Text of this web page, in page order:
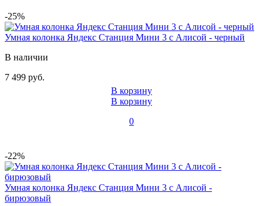
-25%
Умная колонка Яндекс Станция Мини 3 с Алисой - черный
В наличии
7 499 руб.
В корзину
В корзину
0
-22%
Умная колонка Яндекс Станция Мини 3 с Алисой -
бирюзовый